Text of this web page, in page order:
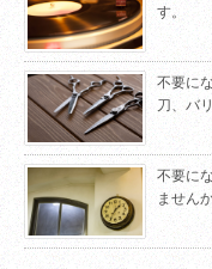
す。
不要に
刀、バ
不要に
ませんか